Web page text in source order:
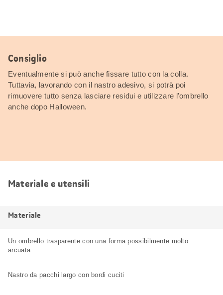
Consiglio
Eventualmente si può anche fissare tutto con la colla.
Tuttavia, lavorando con il nastro adesivo, si potrà poi
rimuovere tutto senza lasciare residui e utilizzare l'ombrello
anche dopo Halloween.
Materiale e utensili
Materiale
Un ombrello trasparente con una forma possibilmente molto
arcuata
Nastro da pacchi largo con bordi cuciti